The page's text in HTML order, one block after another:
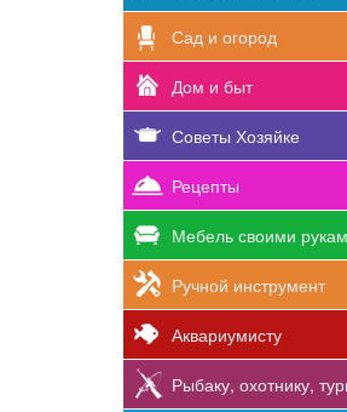
Сад и огород
Дом и быт
Советы Хозяйке
Рецепты
Мебель своими
Ручной инструмент
Аквариумисту
Рыбаку, охотнику,